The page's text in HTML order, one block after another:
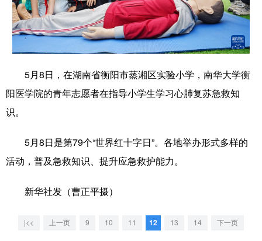
学术中国 乡村振兴 银龄 溯源中国
城市 旅游 能源 会展
彩票 娱乐 时尚 悦读
公益 一带一路 亚太网 上市公司
文化产业
地方频道
辽宁 吉林
安徽 福建 江西
5月8日，在湖南省衡阳市蒸湘区实验小学，南华大学衡
阳医学院的青年志愿者在指导小学生学习心肺复苏急救知
识。
5月8日是第79个“世界红十字日”。各地举办形式多样的
活动，普及急救知识、提升应急救护能力。
新华社发（曹正平摄）
|<< 上一页 9 10 11 12 13 14 下一页